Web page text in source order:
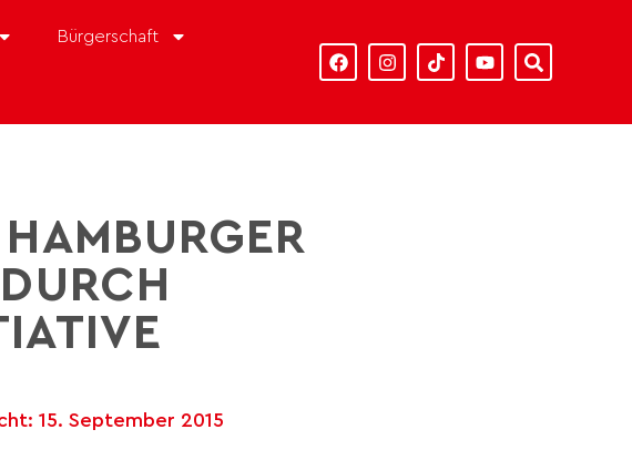
Bürgerschaft
15. September 2015